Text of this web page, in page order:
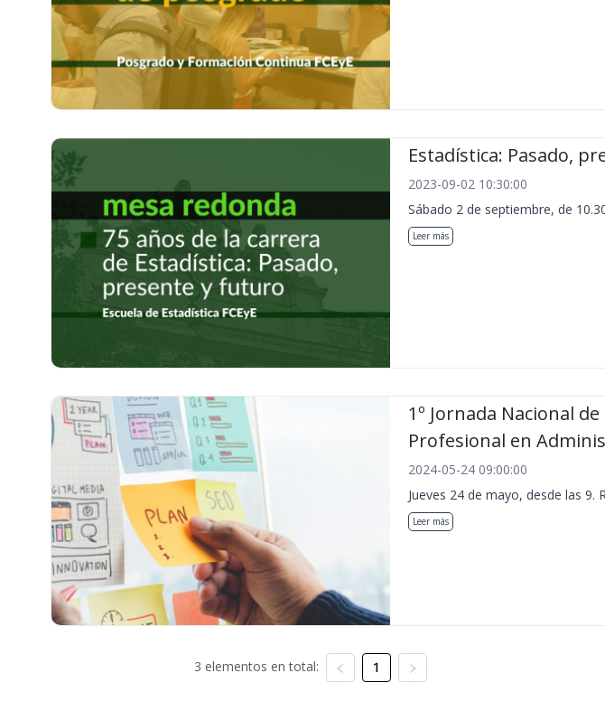
Estadística: Pasado,
2023-09-02 10:30:00
Sábado 2 de septiembre, de
Leer más
1º Jornada Nacional
Profesional en
2024-05-24 09:00:00
Jueves 24 de mayo, desde las 9.
Leer más
3 elementos en total: 1